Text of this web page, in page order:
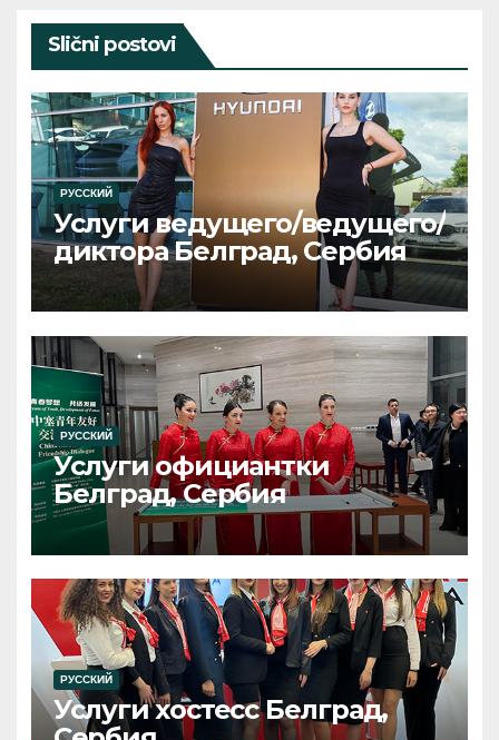
Slični postovi
РУССКИЙ
Услуги ведущего/ведущего/
диктора Белград, Сербия
РУССКИЙ
Услуги официантки
Белград, Сербия
РУССКИЙ
Услуги хостесс Белград,